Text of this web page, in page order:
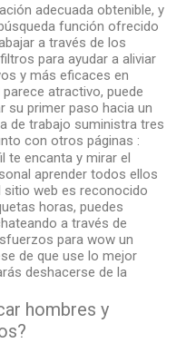
adecuada obtenible, y
función ofrecido
a través de los
para ayudar a aliviar
y más eficaces en
atractivo, puede
su primer paso hacia un
de trabajo suministra tres
con otros páginas :
te encanta y mirar el
aprender todos ellos
sitio web es reconocido
horas, puedes
a través de
para wow un
de que use lo mejor
deshacerse de la
hombres y